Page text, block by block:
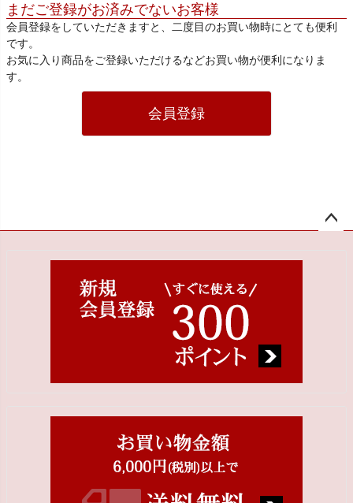
まだご登録がお済みでないお客様
会員登録をしていただきますと、二度目のお買い物時にとても便利
です。
お気に入り商品をご登録いただけるなどお買い物が便利になりま
す。
会員登録